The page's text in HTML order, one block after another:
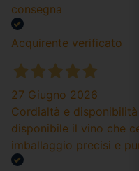
consegna
Acquirente verificato
27 Giugno 2026
Cordialtà e
disponibile il vino che
imballaggio precisi e